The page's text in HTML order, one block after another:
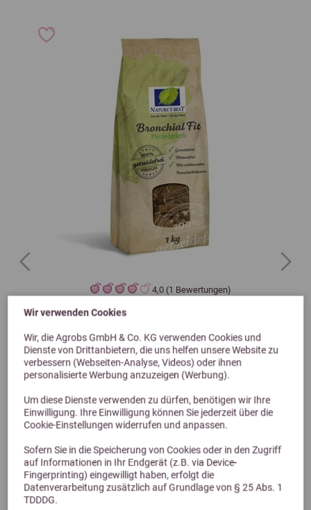
Wir verwenden Cookies
Wir, die Agrobs GmbH & Co. KG verwenden Cookies und
Dienste von Drittanbietern, die uns helfen unsere Website zu
verbessern (Webseiten-Analyse, Videos) oder ihnen
personalisierte Werbung anzuzeigen (Werbung).
Um diese Dienste verwenden zu dürfen, benötigen wir Ihre
Einwilligung. Ihre Einwilligung können Sie jederzeit über die
Cookie-Einstellungen widerrufen und anpassen.
Sofern Sie in die Speicherung von Cookies oder in den Zugriff
auf Informationen in Ihr Endgerät (z.B. via Device-
Fingerprinting) eingewilligt haben, erfolgt die
Datenverarbeitung zusätzlich auf Grundlage von § 25 Abs. 1
TDDDG.
4,0 (1 Bewertungen)
Nature´s Best Bronchial Fit Leckerli 1kg
5,99 €
Previous Next